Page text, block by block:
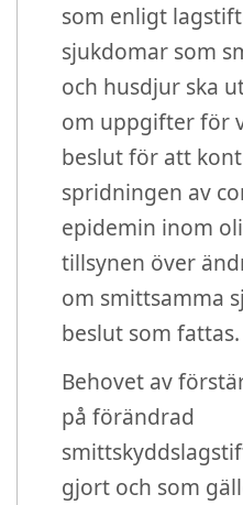
som enligt
sjukdomar som
och husdjur ska
om uppgifter för
beslut för att
spridningen av
epidemin inom
tillsynen över
om smittsamma
beslut som fattas.
Behovet av
på förändrad
gjort och som